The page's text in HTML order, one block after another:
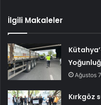
İlgili Makaleler
Ağustos
Kırkgöz